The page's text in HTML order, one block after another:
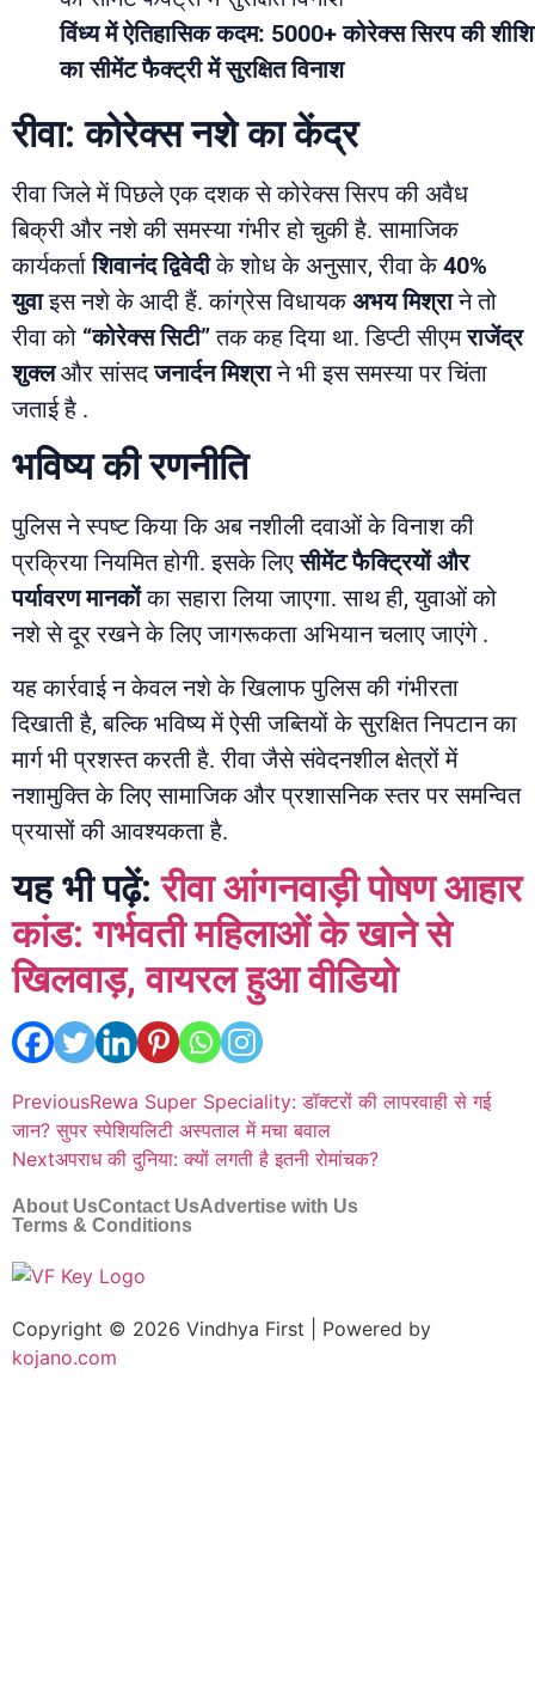
विंध्य में ऐतिहासिक कदम: 5000+ कोरेक्स सिरप की
का सीमेंट फैक्ट्री में सुरक्षित विनाश
रीवा: कोरेक्स नशे का केंद्र
रीवा जिले में पिछले एक दशक से कोरेक्स सिरप की अवैध
बिक्री और नशे की समस्या गंभीर हो चुकी है. सामाजिक
कार्यकर्ताशिवानंद द्विवेदीके शोध के अनुसार, रीवा के40%
युवाइस नशे के आदी हैं. कांग्रेस विधायकअभय मिश्राने तो
रीवा को “कोरेक्स सिटी”तक कह दिया था. डिप्टी सीएमराजेंद्र
शुक्लऔर सांसदजनार्दन मिश्राने भी इस समस्या पर चिंता
जताई है .
भविष्य की रणनीति
पुलिस ने स्पष्ट किया कि अब नशीली दवाओं के विनाश की
प्रक्रिया नियमित होगी. इसके लिएसीमेंट फैक्ट्रियों और
पर्यावरण मानकोंका सहारा लिया जाएगा. साथ ही, युवाओं को
नशे से दूर रखने के लिए जागरूकता अभियान चलाए जाएंगे .
यह कार्रवाई न केवल नशे के खिलाफ पुलिस की गंभीरता
दिखाती है, बल्कि भविष्य में ऐसी जब्तियों के सुरक्षित निपटान का
मार्ग भी प्रशस्त करती है. रीवा जैसे संवेदनशील क्षेत्रों में
नशामुक्ति के लिए सामाजिक और प्रशासनिक स्तर पर समन्वित
प्रयासों की आवश्यकता है.
यह भी पढ़ें:रीवा आंगनवाड़ी पोषण आहार
कांड: गर्भवती महिलाओं के खाने से
खिलवाड़, वायरल हुआ वीडियो
PreviousRewa Super Speciality: डॉक्टरों की लापरवाही से गई
जान? सुपर स्पेशियलिटी अस्पताल में मचा बवाल
Nextअपराध की दुनिया: क्यों लगती है इतनी रोमांचक?
About UsContact UsAdvertise with Us
Terms & Conditions
Copyright © 2026 Vindhya First | Powered by
kojano.com